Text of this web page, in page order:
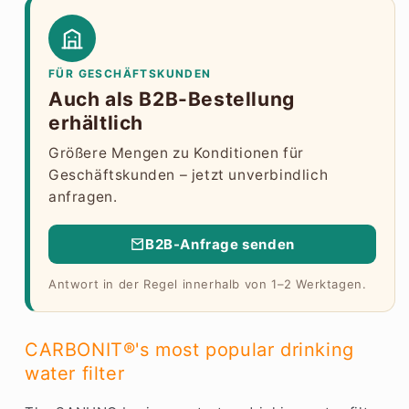
FÜR GESCHÄFTSKUNDEN
Auch als B2B-Bestellung
erhältlich
Größere Mengen zu Konditionen für
Geschäftskunden – jetzt unverbindlich
anfragen.
B2B-Anfrage senden
Antwort in der Regel innerhalb von 1–2 Werktagen.
CARBONIT®'s most popular drinking
water filter